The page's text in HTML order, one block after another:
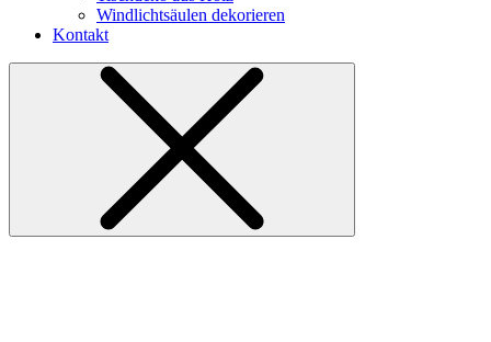
Windlichtsäulen dekorieren
Kontakt